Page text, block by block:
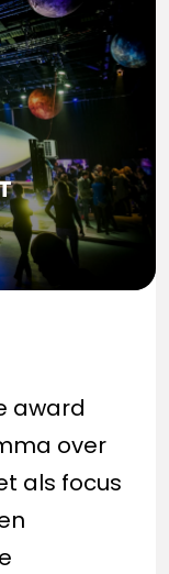
award
over
als focus